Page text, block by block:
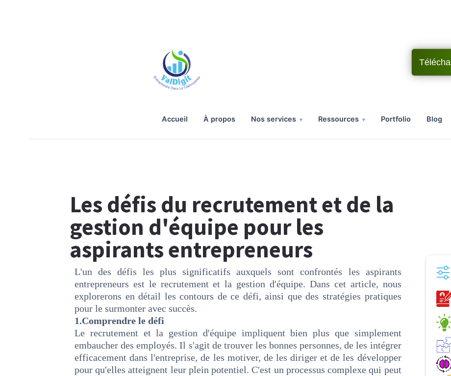
accueil à propos nos services ressources portfolio blog
Les défis du recrutement et de la
gestion d'équipe pour les
aspirants entrepreneurs
L'un des défis les plus significatifs auxquels sont confrontés les aspirants
entrepreneurs est le recrutement et la gestion d'équipe. Dans cet article, nous
explorerons en détail les contours de ce défi, ainsi que des stratégies pratiques
pour le surmonter avec succès.
1.Comprendre le défi
Le recrutement et la gestion d'équipe impliquent bien plus que simplement
embaucher des employés. Il s'agit de trouver les bonnes personnes, de les intégrer
efficacement dans l'entreprise, de les motiver, de les diriger et de les développer
pour qu'elles atteignent leur plein potentiel. C'est un processus complexe qui peut